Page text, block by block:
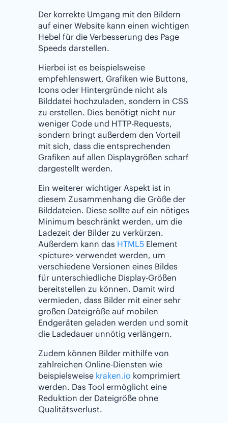
Der korrekte Umgang mit den Bildern
auf einer Website kann einen wichtigen
Hebel für die Verbesserung des Page
Speeds darstellen.
Hierbei ist es beispielsweise
empfehlenswert, Grafiken wie Buttons,
Icons oder Hintergründe nicht als
Bilddatei hochzuladen, sondern in CSS
zu erstellen. Dies benötigt nicht nur
weniger Code und HTTP-Requests,
sondern bringt außerdem den Vorteil
mit sich, dass die entsprechenden
Grafiken auf allen Displaygrößen scharf
dargestellt werden.
Ein weiterer wichtiger Aspekt ist in
diesem Zusammenhang die Größe der
Bilddateien. Diese sollte auf ein nötiges
Minimum beschränkt werden, um die
Ladezeit der Bilder zu verkürzen.
Außerdem kann das HTML5 Element
<picture> verwendet werden, um
verschiedene Versionen eines Bildes
für unterschiedliche Display-Größen
bereitstellen zu können. Damit wird
vermieden, dass Bilder mit einer sehr
großen Dateigröße auf mobilen
Endgeräten geladen werden und somit
die Ladedauer unnötig verlängern.
Zudem können Bilder mithilfe von
zahlreichen Online-Diensten wie
beispielsweise kraken.io komprimiert
werden. Das Tool ermöglicht eine
Reduktion der Dateigröße ohne
Qualitätsverlust.